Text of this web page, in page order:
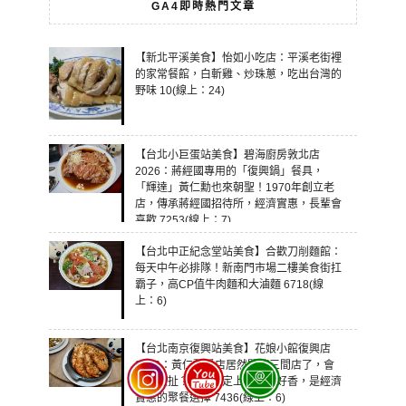
GA4即時熱門文章
【新北平溪美食】怡如小吃店：平溪老街裡
的家常餐館，白斬雞、炒珠蔥，吃出台灣的
野味 10(線上：24)
【台北小巨蛋站美食】碧海廚房敦北店
2026：蔣經國專用的「復興鍋」餐具，
「輝達」黃仁勳也來朝聖！1970年創立老
店，傳承蔣經國招待所，經濟實惠，長輩會
喜歡 7253(線上：7)
【台北中正紀念堂站美食】合歡刀削麵館：
每天中午必排隊！新南門市場二樓美食街扛
霸子，高CP值牛肉麵和大滷麵 6718(線
上：6)
【台北南京復興站美食】花娘小館復興店
2026：黃仁勳愛店居然開第三間店了，會
不會太扯？老闆肯定上輩子燒好香，是經濟
實惠的聚餐選擇 7436(線上：6)